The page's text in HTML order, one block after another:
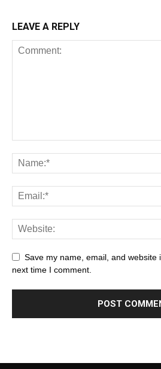
LEAVE A REPLY
Save my name, email, and website
next time I comment.